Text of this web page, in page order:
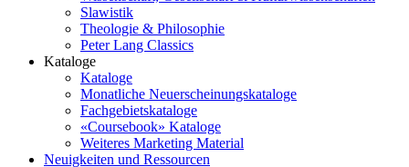
Slawistik
Theologie & Philosophie
Peter Lang Classics
Kataloge
Kataloge
Monatliche Neuerscheinungskataloge
Fachgebietskataloge
«Coursebook» Kataloge
Weiteres Marketing Material
Neuigkeiten und Ressourcen